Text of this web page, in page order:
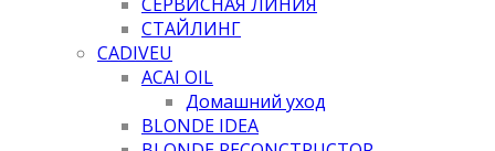
СТАЙЛИНГ
CADIVEU
ACAI OIL
Домашний уход
BLONDE IDEA